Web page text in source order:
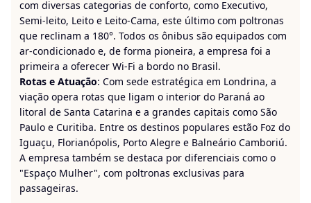
com diversas categorias de conforto, como Executivo,
Semi-leito, Leito e Leito-Cama, este último com poltronas
que reclinam a 180°. Todos os ônibus são equipados com
ar-condicionado e, de forma pioneira, a empresa foi a
primeira a oferecer Wi-Fi a bordo no Brasil.
Rotas e Atuação: Com sede estratégica em Londrina, a
viação opera rotas que ligam o interior do Paraná ao
litoral de Santa Catarina e a grandes capitais como São
Paulo e Curitiba. Entre os destinos populares estão Foz do
Iguaçu, Florianópolis, Porto Alegre e Balneário Camboriú.
A empresa também se destaca por diferenciais como o
"Espaço Mulher", com poltronas exclusivas para
passageiras.